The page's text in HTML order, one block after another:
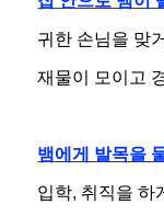
귀한 손님을 맞
재물이 모이고
뱀에게 발목을
입학, 취직을 하